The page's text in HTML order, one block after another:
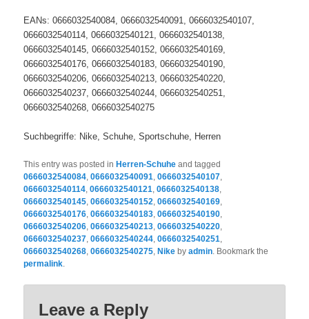
EANs: 0666032540084, 0666032540091, 0666032540107,
0666032540114, 0666032540121, 0666032540138,
0666032540145, 0666032540152, 0666032540169,
0666032540176, 0666032540183, 0666032540190,
0666032540206, 0666032540213, 0666032540220,
0666032540237, 0666032540244, 0666032540251,
0666032540268, 0666032540275
Suchbegriffe: Nike, Schuhe, Sportschuhe, Herren
This entry was posted in Herren-Schuhe and tagged
0666032540084,0666032540091,0666032540107,
0666032540114,0666032540121,0666032540138,
0666032540145,0666032540152,0666032540169,
0666032540176,0666032540183,0666032540190,
0666032540206,0666032540213,0666032540220,
0666032540237,0666032540244,0666032540251,
0666032540268,0666032540275, Nike byadmin. Bookmark the
permalink.
Leave a Reply